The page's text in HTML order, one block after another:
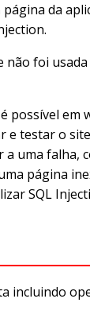
da
não foi
possível em
e testar o
uma falha,
página
SQL
incluindo